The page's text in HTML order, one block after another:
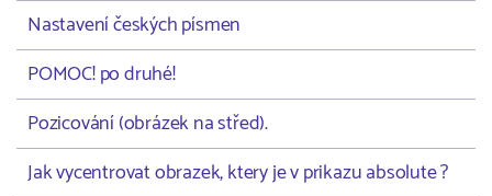
Nastavení českých písmen
POMOC! po druhé!
Pozicování (obrázek na střed).
Jak vycentrovat obrazek, ktery je v prikazu absolute ?